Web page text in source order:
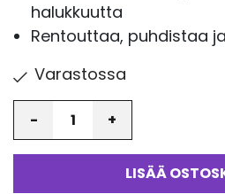
halukkuutta
Rentouttaa, puhdistaa
Varastossa
LISÄÄ